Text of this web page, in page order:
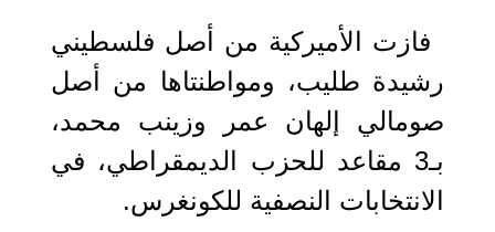
فازت الأميركية من أصل فلسطيني
رشيدة طليب، ومواطنتاها من أصل
صومالي إلهان عمر وزينب محمد،
بـ3 مقاعد للحزب الديمقراطي، في
الانتخابات النصفية للكونغرس.